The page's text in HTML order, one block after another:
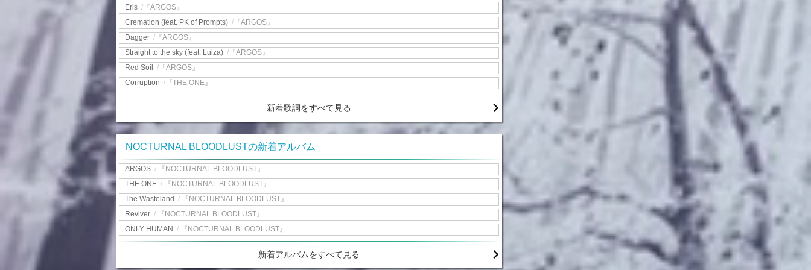
Eris / 『ARGOS』
Cremation (feat. PK of Prompts) / 『ARGOS』
Dagger / 『ARGOS』
Straight to the sky (feat. Luiza) / 『ARGOS』
Red Soil / 『ARGOS』
Corruption / 『THE ONE』
新着歌詞をすべて見る
NOCTURNAL BLOODLUSTの新着アルバム
ARGOS /
『NOCTURNAL BLOODLUST』
THE ONE /
『NOCTURNAL BLOODLUST』
The Wasteland /
『NOCTURNAL BLOODLUST』
Reviver /
『NOCTURNAL BLOODLUST』
ONLY HUMAN / 『NOCTURNAL BLOODLUST』
新着アルバムをすべて見る